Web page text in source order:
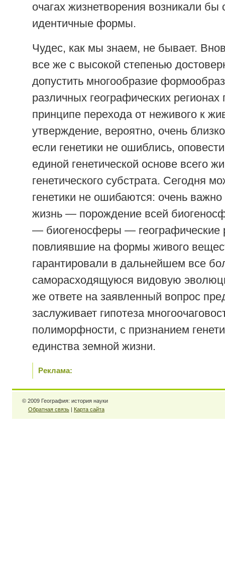
очагах жизнетворения возникали
идентичные формы.
Чудес, как мы знаем, не бывает.
все же с высокой степенью
допустить многообразие
различных географических
принципе перехода от неживого к
утверждение, вероятно, очень
если генетики не ошиблись,
единой генетической основе всего
генетического субстрата. Сегодня
генетики не ошибаются: очень важно
жизнь — порождение всей
— биогеносферы — географические
повлиявшие на формы живого
гарантировали в дальнейшем все
саморасходящуюся видовую
же ответе на заявленный вопрос
заслуживает гипотеза
полиморфности, с признанием
единства земной жизни.
Реклама:
© 2009 География: история науки
Обратная связь| Карта сайта